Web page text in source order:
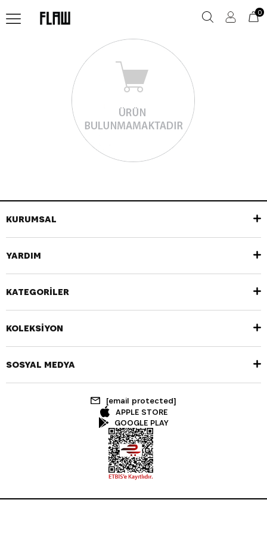
0
KURUMSAL
YARDIM
KATEGORİLER
KOLEKSİYON
SOSYAL MEDYA
[email protected]
APPLE STORE
GOOGLE PLAY